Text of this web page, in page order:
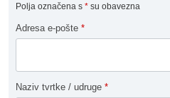
Polja označena s * su obavezna
Adresa e-pošte *
Naziv tvrtke / udruge *